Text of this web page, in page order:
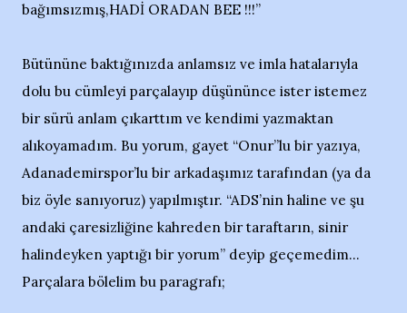
bağımsızmış,HADİ ORADAN BEE !!!”
Bütününe baktığınızda anlamsız ve imla hatalarıyla
dolu bu cümleyi parçalayıp düşününce ister istemez
bir sürü anlam çıkarttım ve kendimi yazmaktan
alıkoyamadım. Bu yorum, gayet “Onur”lu bir yazıya,
Adanademirspor’lu bir arkadaşımız tarafından (ya da
biz öyle sanıyoruz) yapılmıştır. “ADS’nin haline ve şu
andaki çaresizliğine kahreden bir taraftarın, sinir
halindeyken yaptığı bir yorum” deyip geçemedim...
Parçalara bölelim bu paragrafı;